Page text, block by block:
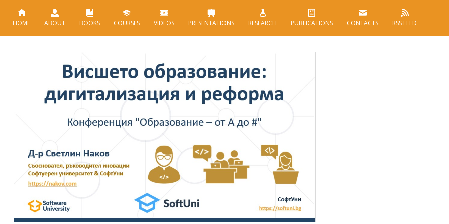
HOME ABOUT BOOKS COURSES VIDEOS PRESENTATIONS RESEARCH PUBLICATIONS CONTACTS RSS FEED